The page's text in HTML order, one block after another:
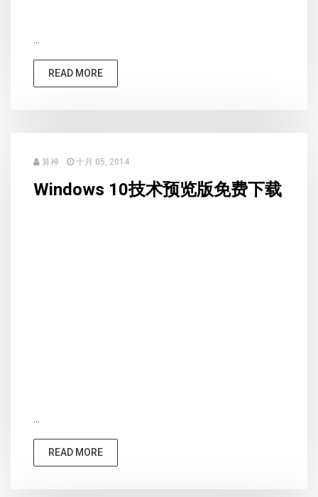
...
READ MORE
算神 十月 05, 2014
Windows 10技术预览版免费下载
...
READ MORE